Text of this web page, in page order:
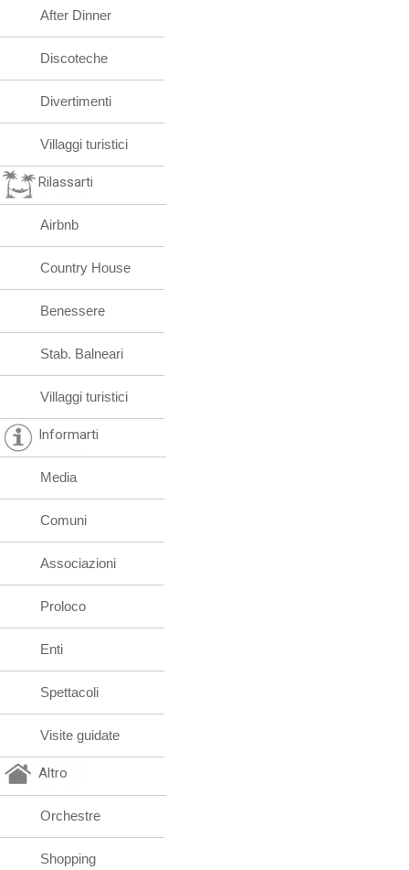
After Dinner
Discoteche
Divertimenti
Villaggi turistici
Rilassarti
Airbnb
Country House
Benessere
Stab. Balneari
Villaggi turistici
Informarti
Media
Comuni
Associazioni
Proloco
Enti
Spettacoli
Visite guidate
Altro
Orchestre
Shopping